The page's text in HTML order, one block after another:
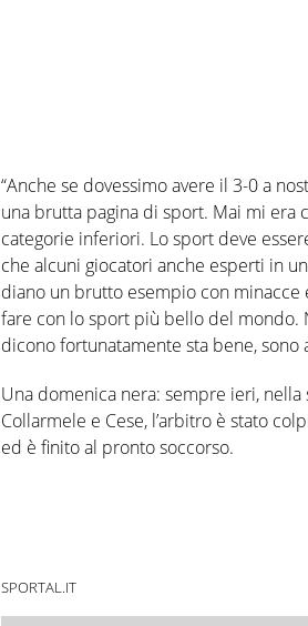
“Anche se dovessimo avere il 3-0 a
una brutta pagina di sport. Mai mi era
categorie inferiori. Lo sport deve
che alcuni giocatori anche esperti in
diano un brutto esempio con
fare con lo sport più bello del mondo.
dicono fortunatamente sta bene,
Una domenica nera: sempre ieri,
Collarmele e Cese, l’arbitro è stato
ed è finito al pronto soccorso.
SPORTAL.IT